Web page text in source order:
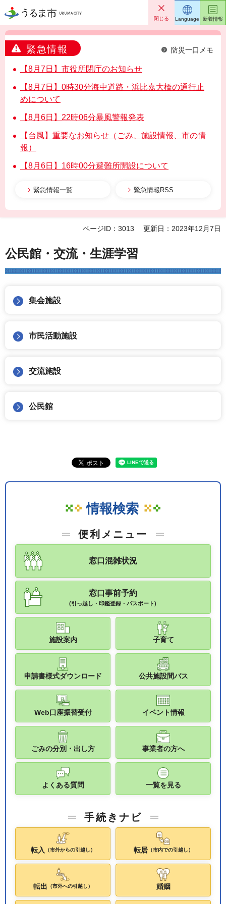
うるま市 閉じる
緊急情報 防災一口メモ
【8月7日】市役所閉庁のお知らせ
【8月7日】0時30分海中道路・浜比嘉大橋の通行止
めについて
【8月6日】22時06分暴風警報発表
【台風】重要なお知らせ（ごみ、施設情報、市の情
報）
【8月6日】16時00分避難所開設について
緊急情報一覧 緊急情報RSS
Language 新着情報
ページID：3013 更新日：2023年12月7日
公民館・交流・生涯学習
集会施設
市民活動施設
交流施設
公民館
情報検索
便利メニュー
窓口混雑状況
窓口事前予約
(引っ越し・印鑑登録・パスポート)
施設案内 子育て
申請書様式ダウンロード 公共施設間バス
Web口座振替受付 イベント情報
ごみの分別・出し方 事業者の方へ
よくある質問 一覧を見る
手続きナビ
転入 （市外からの引越し） 転居（市内での引越し）
転出 （市外への引越し） 婚姻